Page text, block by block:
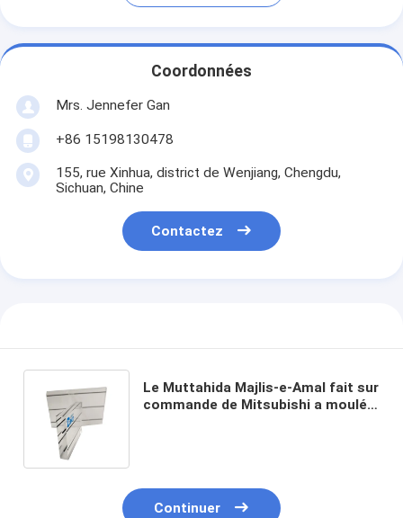
Coordonnées
Mrs. Jennefer Gan
+86 15198130478
155, rue Xinhua, district de Wenjiang, Chengdu,
Sichuan, Chine
Contactez
Le Muttahida Majlis-e-Amal fait sur
commande de Mitsubishi a moulé
Continuer